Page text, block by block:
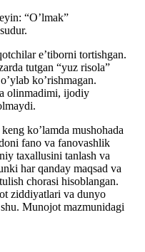
“O’lmak”
e’tiborni tortishgan.
tutgan “yuz risola”
ko’rishmagan.
olinmadimi, ijodiy
ko’lamda mushohada
fano va fanovashlik
taxallusini tanlash va
har qanday maqsad va
chorasi hisoblangan.
ziddiyatlari va dunyo
Munojot mazmunidagi